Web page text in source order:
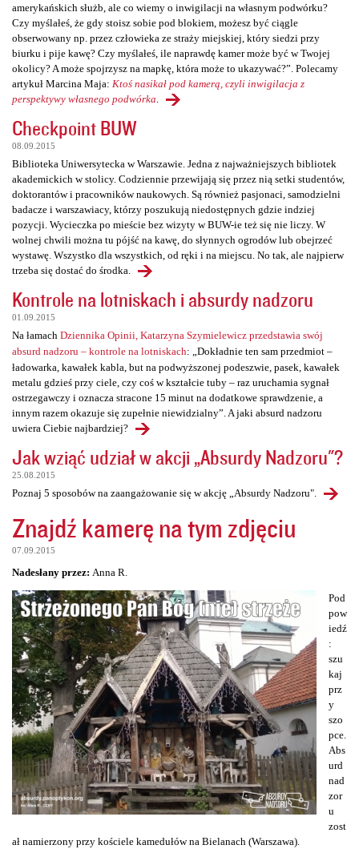
amerykańskich służb, ale co wiemy o inwigilacji na własnym podwórku?
Czy myślałeś, że gdy stoisz sobie pod blokiem, możesz być ciągle
obserwowany np. przez człowieka ze straży miejskiej, który siedzi przy
biurku i pije kawę? Czy myślałeś, ile naprawdę kamer może być w Twojej
okolicy? A może spojrzysz na mapkę, która może to ukazywać?”. Polecamy
artykuł Marcina Maja: Ktoś nasikał pod kamerą, czyli inwigilacja z
perspektywy własnego podwórka
Checkpoint BUW
08.09.2015
Biblioteka Uniwersytecka w Warszawie. Jedna z najważniejszych bibliotek
akademickich w stolicy. Codziennie przewijają się przez nią setki studentów,
doktorantów i pracowników naukowych. Są również pasjonaci, samodzielni
badacze i warszawiacy, którzy poszukują niedostępnych gdzie indziej
pozycji. Wycieczka po mieście bez wizyty w BUW-ie też się nie liczy. W
wolnej chwili można tu pójść na kawę, do słynnych ogrodów lub obejrzeć
wystawę. Wszystko dla wszystkich, od ręki i na miejscu. No tak, ale najpierw
trzeba się dostać do środka.
Kontrole na lotniskach i absurdy nadzoru
01.09.2015
Na łamach Dziennika Opinii, Katarzyna Szymielewicz przedstawia swój
absurd nadzoru – kontrole na lotniskach: „Dokładnie ten sam przedmiot –
ładowarka, kawałek kabla, but na podwyższonej podeszwie, pasek, kawałek
metalu gdzieś przy ciele, czy coś w kształcie tuby – raz uruchamia sygnał
ostrzegawczy i oznacza stracone 15 minut na dodatkowe sprawdzenie, a
innym razem okazuje się zupełnie niewidzialny”. A jaki absurd nadzoru
uwiera Ciebie najbardziej?
Jak wziąć udział w akcji „Absurdy Nadzoru"?
25.08.2015
Poznaj 5 sposobów na zaangażowanie się w akcję „Absurdy Nadzoru".
Znajdź kamerę na tym zdjęciu
07.09.2015
Nadesłany przez: Anna R.
Pod
pow
iedź
:
szu
kaj
prz
y
szo
pce.
Abs
urd
nad
zor
u
zost
ał namierzony przy kościele kamedułów na Bielanach (Warszawa).